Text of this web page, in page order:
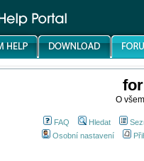
O
FAQ Hledat
Osobní nastavení